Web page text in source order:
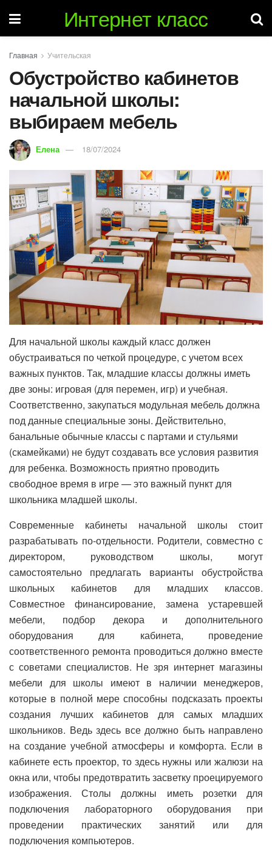
Интернет класс
Главная Учительская
Обустройство кабинетов
начальной школы:
выбираем мебель
Елена 18/07/2024
Для начальной школы каждый класс должен
обустраиваться по четкой процедуре, с учетом всех
важных пунктов. Так, младшие классы должны иметь
две зоны: игровая (для перемен, игр) и учебная.
Соответственно, закупаться модульная мебель должна
под данные специальные зоны. Действительно,
банальные обычные классы с партами и стульями
(скамейками) не будут создавать все условия развития
для ребенка. Возможность приятно проводить
свободное время в игре — это важный пункт для
школьника младшей школы.
Современные кабинеты начальной школы стоит
разрабатывать по-отдельности. Родители, совместно с
директором, руководством школы, могут
самостоятельно предлагать варианты обустройства
школьных кабинетов для младших классов.
Совместное финансирование, замена устаревшей
мебели, подбор декора и дополнительного
оборудования для кабинета, проведение
соответственного ремонта проводиться должно вместе
с советами специалистов. Не зря интернет магазины
мебели для школы имеют в наличии менеджеров,
которые в полной мере способны подсказать проекты
создания лучших кабинетов для самых младших
школьников. Ведь здесь все должно быть направлено
на создание учебной атмосферы и комфорта. Если в
кабинете есть проектор, то здесь нужны или жалюзи на
окна или, чтобы предотвратить засветку проецируемого
изображения. Столы должны иметь розетки для
подключения лабораторного оборудования при
проведении практических занятий или для
подключения компьютеров.